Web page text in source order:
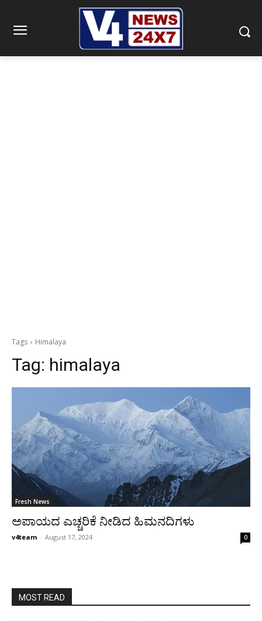
Tags Himalaya
Tag: himalaya
Fresh News
ಅಪಾಯದ ಎಚ್ಚರಿಕೆ ನೀಡಿದ ಹಿಮನದಿಗಳು
v4team - August 17, 2024 0
MOST READ